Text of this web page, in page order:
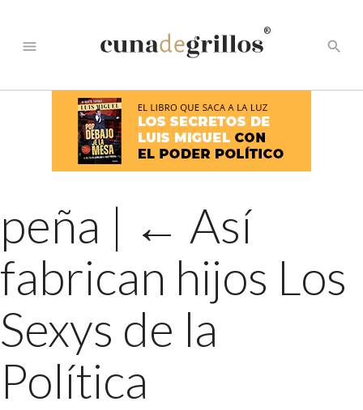
menu
®
search
peña | ← Así
fabrican hijos Los
Sexys de la
Política